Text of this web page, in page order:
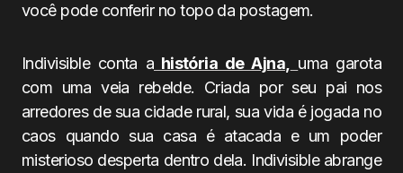
você pode conferir no topo da postagem.
Indivisible conta a história de Ajna,
uma garota
com uma veia rebelde. Criada por seu pai nos
arredores de sua cidade rural, sua vida é jogada no
caos quando sua casa é atacada e um poder
misterioso desperta dentro dela. Indivisible abrange